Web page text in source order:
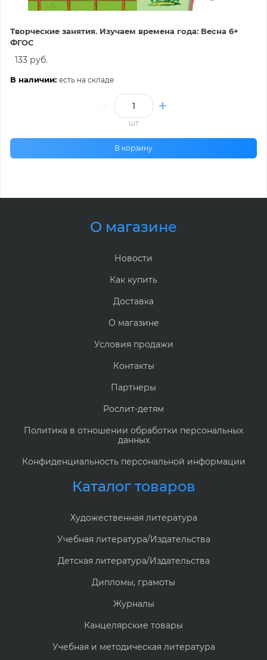
Творческие занятия. Изучаем времена года: Весна 6+
ФГОС
133 руб.
В наличии: есть на складе
шт
В корзину
О магазине
Новости
Как купить
Доставка
О магазине
Условия продажи
Контакты
Партнеры
Рослит-детям
Политика в отношении обработки персональных
данных
Конфиденциальность персональной информации
Каталог товаров
Художественная литература
Учебная литература/Издательства
Детская литература/Издательства
Дипломы, грамоты
Журналы
Канцелярские товары
Учебная и методическая литература